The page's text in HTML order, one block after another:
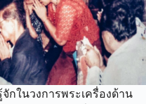
กในวงการพระเครื่องด้าน